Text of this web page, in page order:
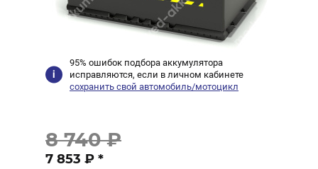
95% ошибок подбора аккумулятора
исправляются, если в личном кабинете
сохранить свой автомобиль/мотоцикл
8 740 ₽
7 853 ₽ *